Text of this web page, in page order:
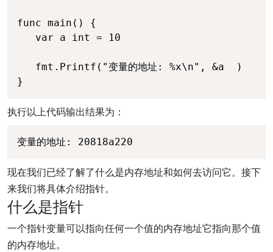
func main() {
   var a int = 10
   fmt.Printf("变量的地址: %x\n", &a  )
}
执行以上代码输出结果为：
变量的地址: 20818a220
现在我们已经了解了什么是内存地址和如何去访问它。接下
来我们将具体介绍指针。
什么是指针
一个指针变量可以指向任何一个值的内存地址它指向那个值
的内存地址。